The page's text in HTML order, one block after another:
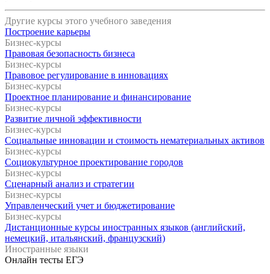
Другие курсы этого учебного заведения
Построение карьеры
Бизнес-курсы
Правовая безопасность бизнеса
Бизнес-курсы
Правовое регулирование в инновациях
Бизнес-курсы
Проектное планирование и финансирование
Бизнес-курсы
Развитие личной эффективности
Бизнес-курсы
Социальные инновации и стоимость нематериальных активов
Бизнес-курсы
Социокультурное проектирование городов
Бизнес-курсы
Сценарный анализ и стратегии
Бизнес-курсы
Управленческий учет и бюджетирование
Бизнес-курсы
Дистанционные курсы иностранных языков (английский,
немецкий, итальянский, французский)
Иностранные языки
Онлайн тесты ЕГЭ